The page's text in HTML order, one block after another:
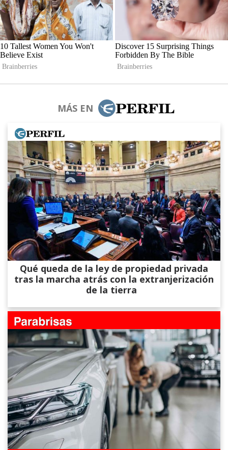
MÁS EN
Qué queda de la ley de propiedad privada
tras la marcha atrás con la extranjerización
de la tierra